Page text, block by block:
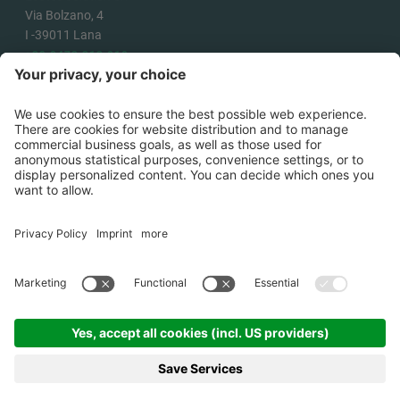
Via Bolzano, 4
I -39011 Lana
+39 0473 313 010
info@ecotecsolution.com
COME ARRIVARE
02863180218.Credits.Cookies.Informativa
privacy.Condizioni generali di
Informativa erogazioni